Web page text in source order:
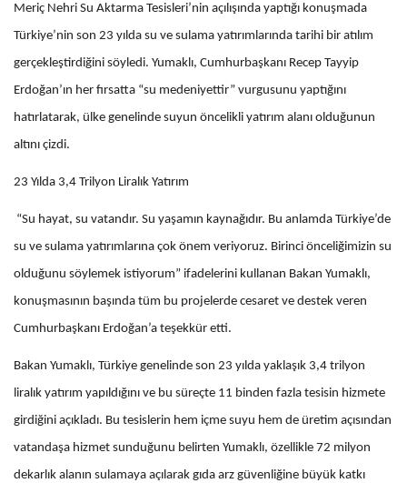
Meriç Nehri Su Aktarma Tesisleri’nin açılışında yaptığı konuşmada
Türkiye’nin son 23 yılda su ve sulama yatırımlarında tarihi bir atılım
gerçekleştirdiğini söyledi. Yumaklı, Cumhurbaşkanı Recep Tayyip
Erdoğan’ın her fırsatta “su medeniyettir” vurgusunu yaptığını
hatırlatarak, ülke genelinde suyun öncelikli yatırım alanı olduğunun
altını çizdi.
23 Yılda 3,4 Trilyon Liralık Yatırım
“Su hayat, su vatandır. Su yaşamın kaynağıdır. Bu anlamda Türkiye’de
su ve sulama yatırımlarına çok önem veriyoruz. Birinci önceliğimizin su
olduğunu söylemek istiyorum” ifadelerini kullanan Bakan Yumaklı,
konuşmasının başında tüm bu projelerde cesaret ve destek veren
Cumhurbaşkanı Erdoğan’a teşekkür etti.
Bakan Yumaklı, Türkiye genelinde son 23 yılda yaklaşık 3,4 trilyon
liralık yatırım yapıldığını ve bu süreçte 11 binden fazla tesisin hizmete
girdiğini açıkladı. Bu tesislerin hem içme suyu hem de üretim açısından
vatandaşa hizmet sunduğunu belirten Yumaklı, özellikle 72 milyon
dekarlık alanın sulamaya açılarak gıda arz güvenliğine büyük katkı